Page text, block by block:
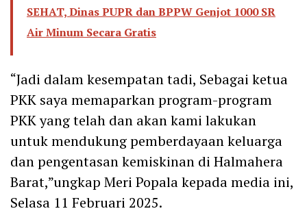
SEHAT, Dinas PUPR dan BPPW Genjot 1000 SR
Air Minum Secara Gratis
“Jadi dalam kesempatan tadi, Sebagai ketua
PKK saya memaparkan program-program
PKK yang telah dan akan kami lakukan
untuk mendukung pemberdayaan keluarga
dan pengentasan kemiskinan di Halmahera
Barat,”ungkap Meri Popala kepada media ini,
Selasa 11 Februari 2025.